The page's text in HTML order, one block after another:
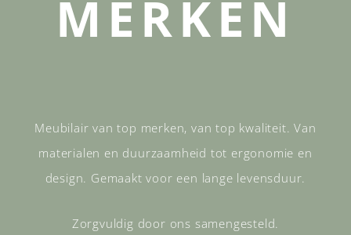
MERKEN
Meubilair van top merken, van top kwaliteit. Van
materialen en duurzaamheid tot ergonomie en
design. Gemaakt voor een lange levensduur.
Zorgvuldig door ons samengesteld.